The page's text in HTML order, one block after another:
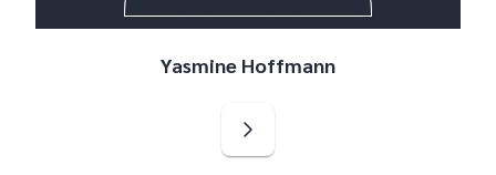
Yasmine Hoffmann